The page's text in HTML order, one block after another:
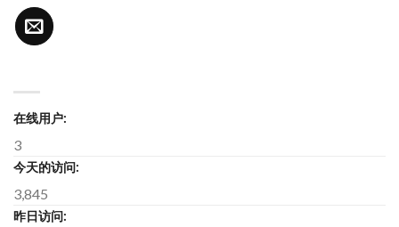
在线用户:
3
今天的访问:
3,845
昨日访问: